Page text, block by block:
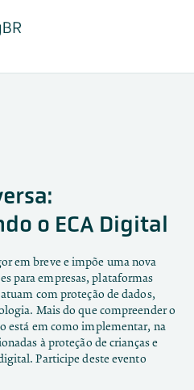
o ECA Digital
em breve e impõe uma nova
para empresas, plataformas
com proteção de dados,
Mais do que compreender o
está em como implementar, na
à proteção de crianças e
Participe deste evento